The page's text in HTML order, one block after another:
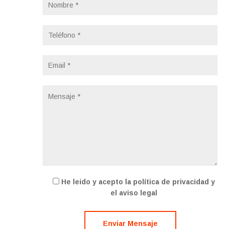
He leido y acepto la política de privacidad y
el aviso legal